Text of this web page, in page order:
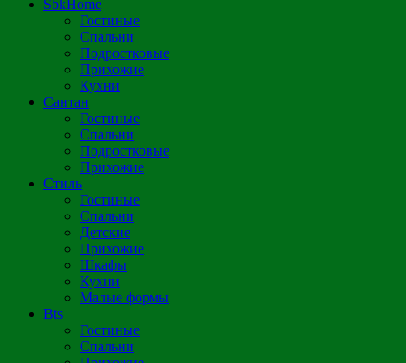
SbkHome
Гостиные
Спальни
Подростковые
Прихожие
Кухни
Сантан
Гостиные
Спальни
Подростковые
Прихожие
Стиль
Гостиные
Спальни
Детские
Прихожие
Шкафы
Кухни
Малые формы
Bts
Гостиные
Спальни